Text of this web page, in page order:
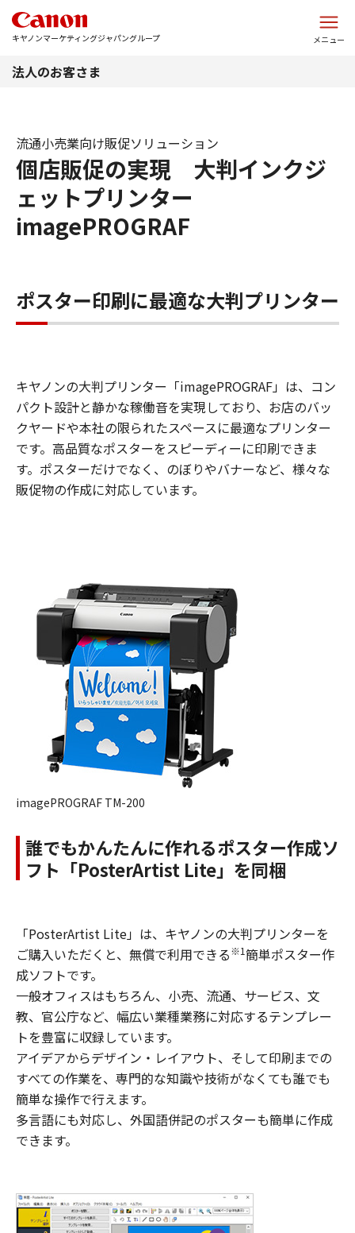
キヤノンマーケティングジャパングループ メニュー
法人のお客さま
個店販促の実現 大判インクジ
ェットプリンター
imagePROGRAF
流通小売業向け販促ソリューション
ポスター印刷に最適な大判プリンター
imagePROGRAF TM-200
キヤノンの大判プリンター「imagePROGRAF」は、コン
パクト設計と静かな稼働音を実現しており、お店のバッ
クヤードや本社の限られたスペースに最適なプリンター
です。高品質なポスターをスピーディーに印刷できま
す。ポスターだけでなく、のぼりやバナーなど、様々な
販促物の作成に対応しています。
誰でもかんたんに作れるポスター作成ソ
フト「PosterArtist Lite」を同梱
「PosterArtist Lite」は、キヤノンの大判プリンターを
ご購入いただくと、無償で利用できる※1簡単ポスター作
成ソフトです。
一般オフィスはもちろん、小売、流通、サービス、文
教、官公庁など、幅広い業種業務に対応するテンプレー
トを豊富に収録しています。
アイデアからデザイン・レイアウト、そして印刷までの
すべての作業を、専門的な知識や技術がなくても誰でも
簡単な操作で行えます。
多言語にも対応し、外国語併記のポスターも簡単に作成
できます。